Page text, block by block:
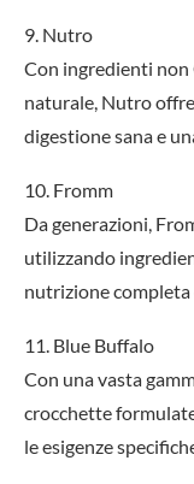
9. Nutro
Con ingredienti
naturale, Nutro
digestione sana e
10. Fromm
Da generazioni,
utilizzando
nutrizione completa
11. Blue Buffalo
Con una vasta
crocchette
le esigenze